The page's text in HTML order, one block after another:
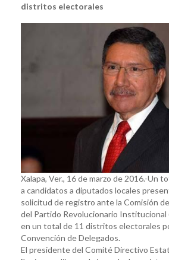
distritos electorales
Xalapa, Ver., 16 de marzo de 2016.-Un
a candidatos a diputados locales
solicitud de registro ante la Comisión
del Partido Revolucionario Institucional
en un total de 11 distritos electorales
Convención de Delegados.
El presidente del Comité Directivo